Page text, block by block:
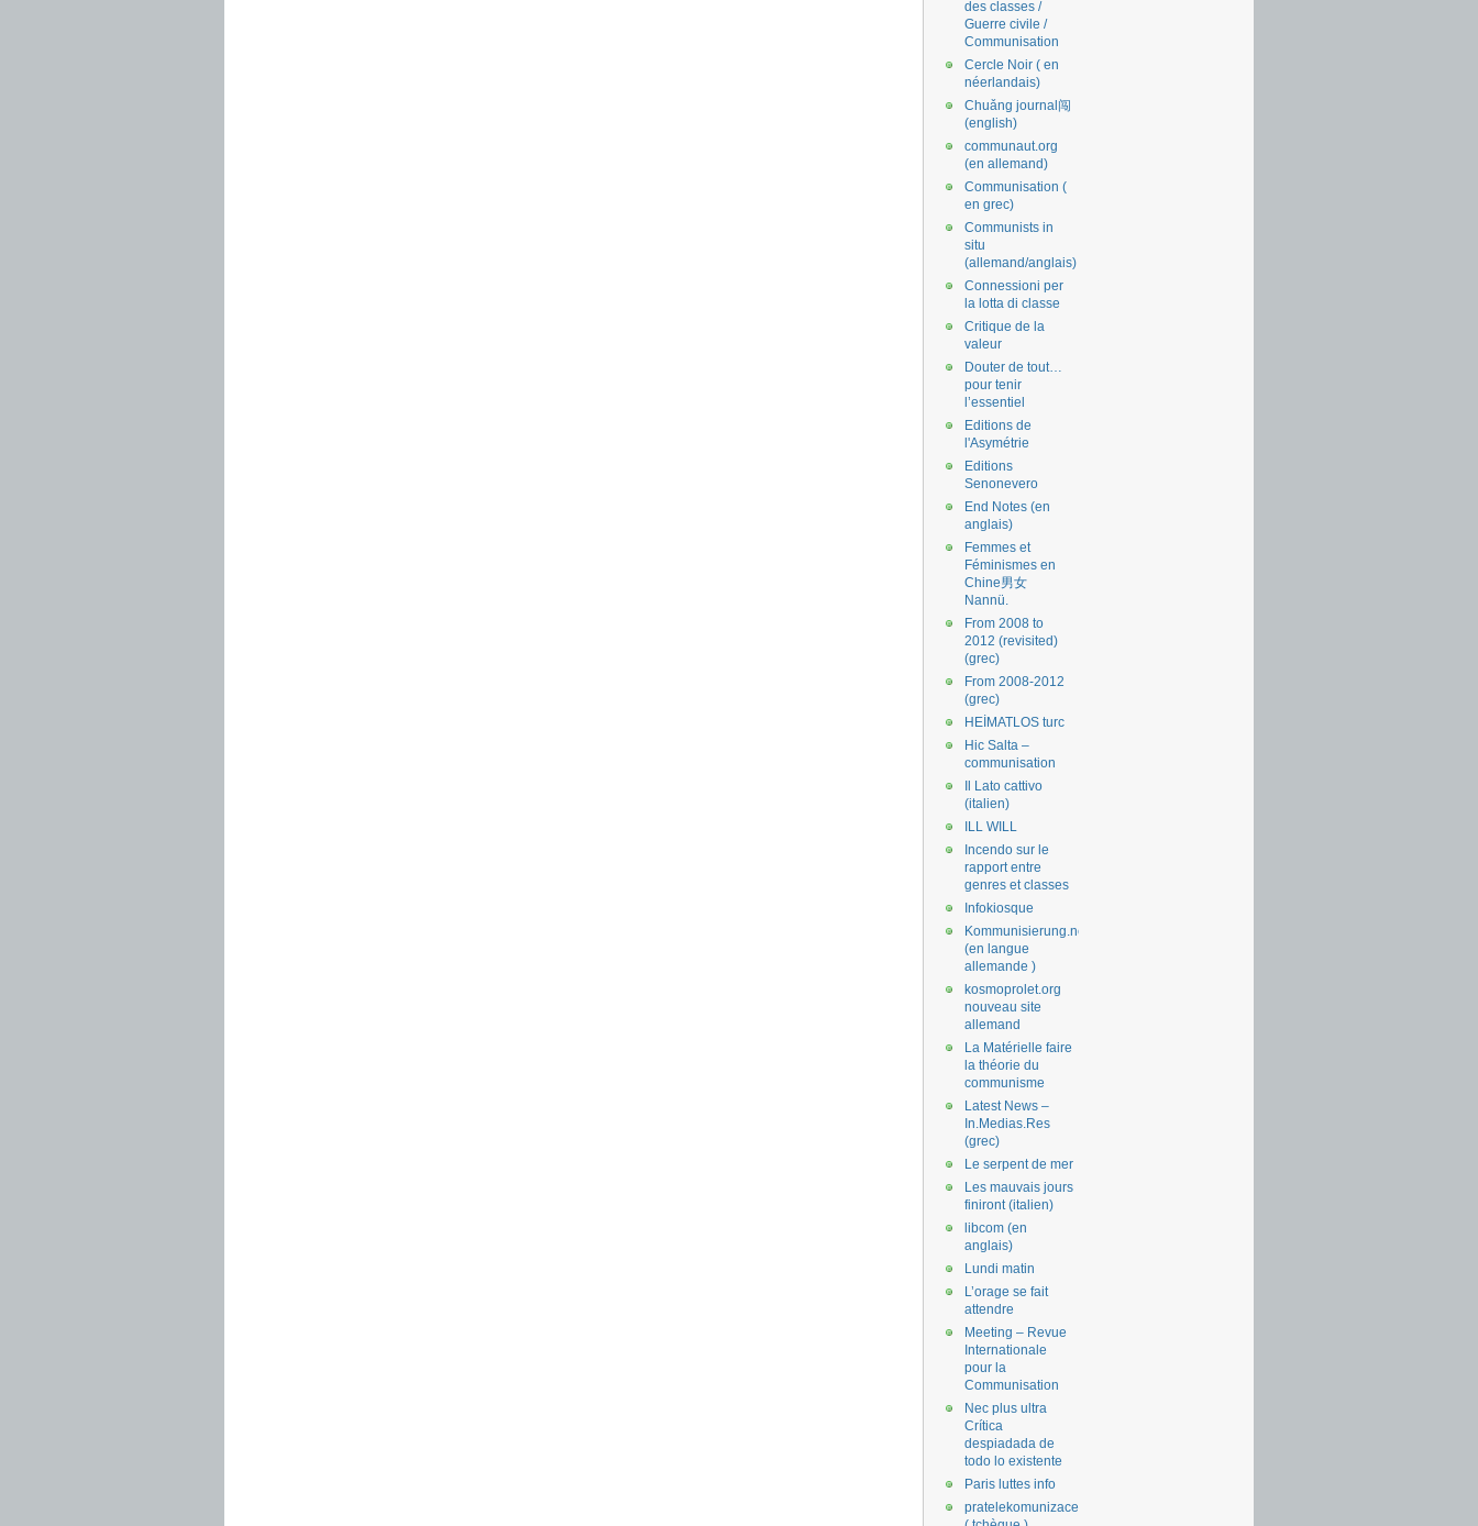
des classes /
Guerre civile /
Communisation
Cercle Noir ( en
néerlandais)
Chuǎng journal闯
(english)
communaut.org
(en allemand)
Communisation (
en grec)
Communists in
situ
(allemand/anglais)
Connessioni per
la lotta di classe
Critique de la
valeur
Douter de tout…
pour tenir
l’essentiel
Editions de
l'Asymétrie
Editions
Senonevero
End Notes (en
anglais)
Femmes et
Féminismes en
Chine男女
Nannü.
From 2008 to
2012 (revisited)
(grec)
From 2008-2012
(grec)
HEİMATLOS turc
Hic Salta –
communisation
Il Lato cattivo
(italien)
ILL WILL
Incendo sur le
rapport entre
genres et classes
Infokiosque
Kommunisierung.net
(en langue
allemande )
kosmoprolet.org
nouveau site
allemand
La Matérielle faire
la théorie du
communisme
Latest News –
In.Medias.Res
(grec)
Le serpent de mer
Les mauvais jours
finiront (italien)
libcom (en
anglais)
Lundi matin
L’orage se fait
attendre
Meeting – Revue
Internationale
pour la
Communisation
Nec plus ultra
Crítica
despiadada de
todo lo existente
Paris luttes info
pratelekomunizace